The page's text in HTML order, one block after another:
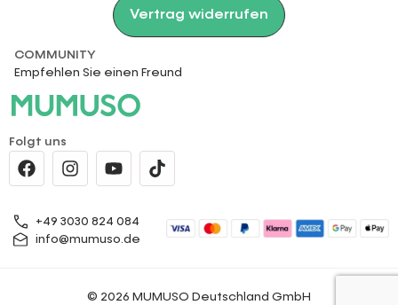
Folgt uns
Vertrag widerrufen
COMMUNITY
Empfehlen Sie einen Freund
+49 3030 824 084
info@mumuso.de
© 2026 MUMUSO Deutschland GmbH